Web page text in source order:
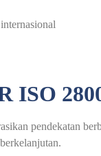
ISO
pendekatan